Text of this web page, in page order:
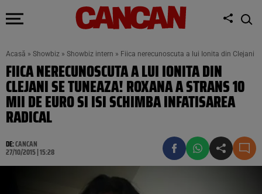
Acasă » Showbiz » Showbiz intern » Fiica nerecunoscuta a lui Ionita din Clejani
FIICA NERECUNOSCUTA A LUI IONITA DIN
CLEJANI SE TUNEAZA! ROXANA A STRANS 10
MII DE EURO SI ISI SCHIMBA INFATISAREA
RADICAL
DE:CANCAN
27/10/2015 | 15:28